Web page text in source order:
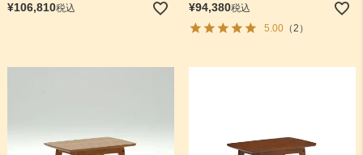
¥106,810税込 ¥94,380税込
5.00（2）